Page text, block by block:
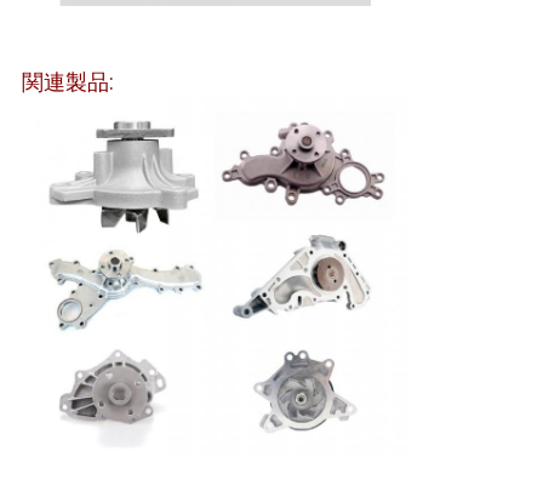
く
さ
関連製品: